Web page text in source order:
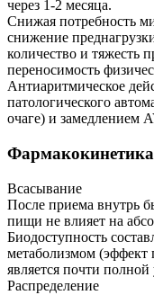
через 1-2 месяца.
Снижая потребность
снижение
количество и тяжесть
переносимость
Антиаритмическое
патологического
очаге) и замедлением
Фармакокинетика
Всасывание
После приема внутрь
пищи не влияет на
Биодоступность
метаболизмом (эффект
является почти
Распределение